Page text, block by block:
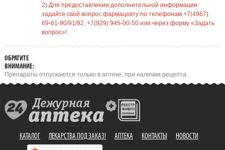
2) Для предоставлении дополнительной информации
задайте свой вопрос фармацевту по телефонам +7(4967)
69-61-90/91/92, +7(929) 945-00-50 или через форму «Задать
вопрос»!
ОБРАТИТЕ
ВНИМАНИЕ:
Препараты отпускаются только в аптеке, при наличии рецепта.
КАТАЛОГ ЛЕКАРСТВА ПОД ЗАКАЗ! АПТЕКА КОНТАКТЫ НОВОСТИ